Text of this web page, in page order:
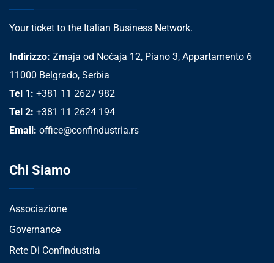
Your ticket to the Italian Business Network.
Indirizzo: Zmaja od Noćaja 12, Piano 3, Appartamento 6
11000 Belgrado, Serbia
Tel 1: +381 11 2627 982
Tel 2: +381 11 2624 194
Email: office@confindustria.rs
Chi Siamo
Associazione
Governance
Rete Di Confindustria